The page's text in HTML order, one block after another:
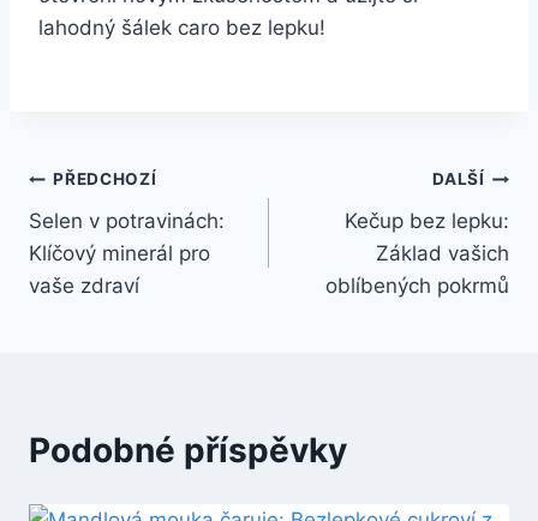
lahodný šálek caro bez lepku!
Navigace
pro
příspěvek
PŘEDCHOZÍ
Selen v potravinách:
Klíčový minerál pro
vaše zdraví
DALŠÍ
Kečup bez lepku:
Základ vašich
oblíbených pokrmů
Podobné příspěvky